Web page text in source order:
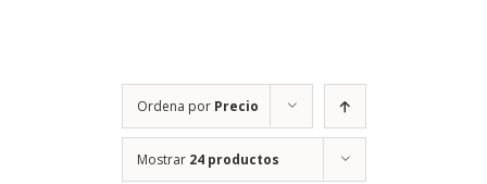
Ordena por Precio
Mostrar 24 productos